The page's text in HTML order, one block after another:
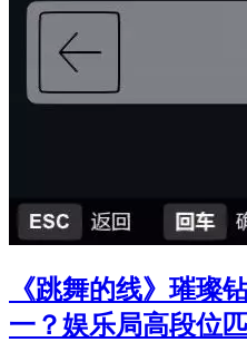
《跳舞的线》璀璨
一？娱乐局高段位